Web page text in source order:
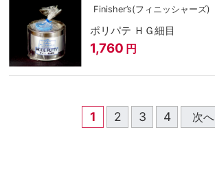
Finisher’s(フィニッシャーズ)
ポリパテ ＨＧ細目
1,760 円
1 2 3 4 次へ